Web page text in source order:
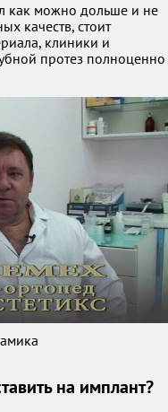
как можно дольше и не
качеств, стоит
клиники и
протез полноценно
на имплант?